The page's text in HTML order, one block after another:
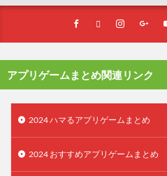
アプリゲームまとめ関連リンク
2024 ハマるアプリゲームまとめ
2024 おすすめアプリゲームまとめ